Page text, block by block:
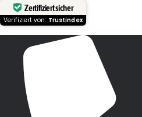
Zertifiziert sicher
Verifiziert von: Trustindex